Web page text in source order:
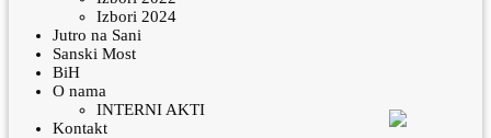
Izbori 2024
Jutro na Sani
Sanski Most
BiH
O nama
INTERNI AKTI
Kontakt